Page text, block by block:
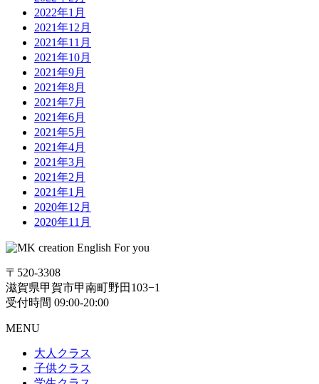
2022年1月
2021年12月
2021年11月
2021年10月
2021年9月
2021年8月
2021年7月
2021年6月
2021年5月
2021年4月
2021年3月
2021年2月
2021年1月
2020年12月
2020年11月
〒520-3308
滋賀県甲賀市甲南町野田103−1
受付時間 09:00-20:00
MENU
大人クラス
子供クラス